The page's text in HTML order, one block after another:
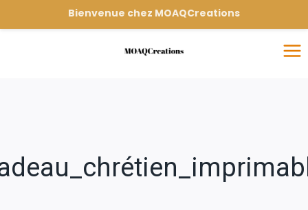
Bienvenue chez MOAQCreations